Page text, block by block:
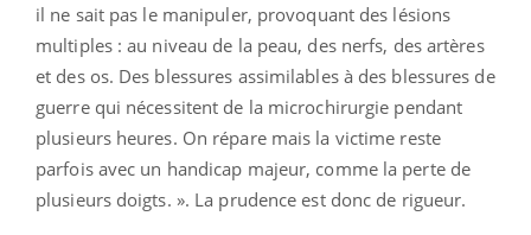
il ne sait pas le manipuler, provoquant des lésions
multiples : au niveau de la peau, des nerfs, des artères
et des os. Des blessures assimilables à des blessures de
guerre qui nécessitent de la microchirurgie pendant
plusieurs heures. On répare mais la victime reste
parfois avec un handicap majeur, comme la perte de
plusieurs doigts. ». La prudence est donc de rigueur.